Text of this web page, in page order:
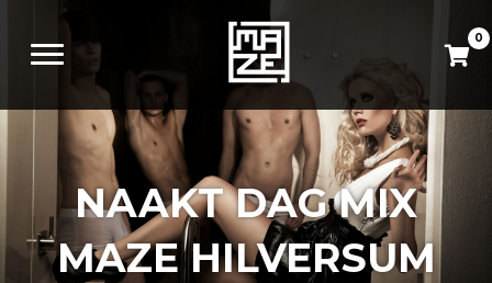
0
NAAKT DAG MIX
MAZE HILVERSUM